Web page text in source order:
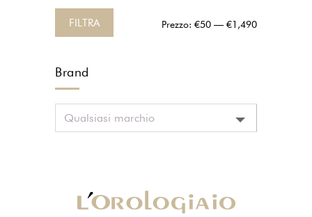
FILTRA Prezzo: €50 — €1,490
Brand